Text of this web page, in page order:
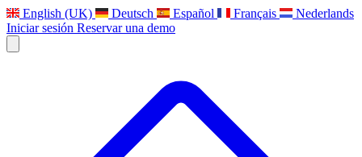
English (UK) Deutsch Español Français
Nederlands
Iniciar sesión Reservar una demo